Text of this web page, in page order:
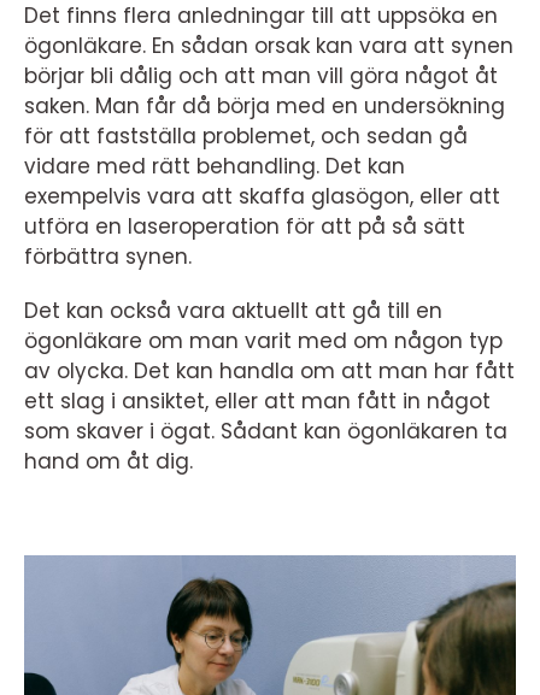
Det finns flera anledningar till att uppsöka en
ögonläkare. En sådan orsak kan vara att synen
börjar bli dålig och att man vill göra något åt
saken. Man får då börja med en undersökning
för att fastställa problemet, och sedan gå
vidare med rätt behandling. Det kan
exempelvis vara att skaffa glasögon, eller att
utföra en laseroperation för att på så sätt
förbättra synen.
Det kan också vara aktuellt att gå till en
ögonläkare om man varit med om någon typ
av olycka. Det kan handla om att man har fått
ett slag i ansiktet, eller att man fått in något
som skaver i ögat. Sådant kan ögonläkaren ta
hand om åt dig.